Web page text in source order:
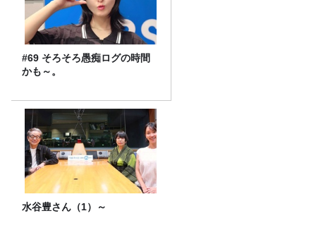
#69 そろそろ愚痴ログの時間
かも～。
水谷豊さん（1）～